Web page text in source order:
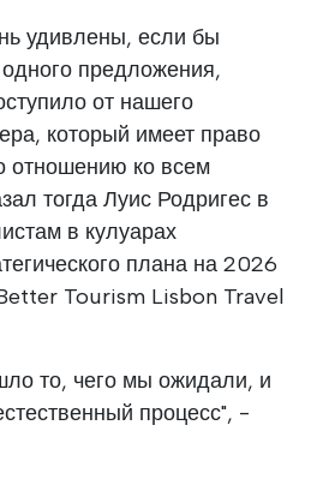
удивлены, если бы
предложения,
от нашего
который имеет право
отношению ко всем
тогда Луис Родригес в
в кулуарах
плана на 2026
Tourism Lisbon Travel
то, чего мы ожидали, и
процесс", -